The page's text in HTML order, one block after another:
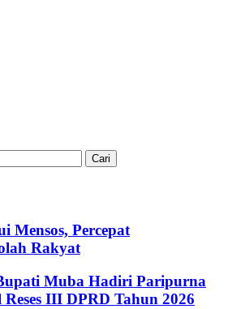
Mensos, Percepat
Rakyat
Muba Hadiri Paripurna
III DPRD Tahun 2026